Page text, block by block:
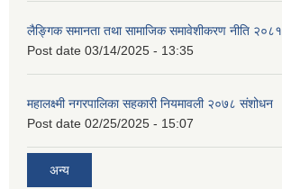
लैङ्गिक समानता तथा सामाजिक समावेशीकरण नीति २०८१
Post date 03/14/2025 - 13:35
महालक्ष्मी नगरपालिका सहकारी नियमावली २०७८ संशोधन
Post date 02/25/2025 - 15:07
अन्य